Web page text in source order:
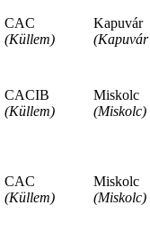
CAC
(Küllem)
Kapuvár
CACIB
(Küllem)
Miskolc
(Miskolc)
CAC
(Küllem)
Miskolc
(Miskolc)